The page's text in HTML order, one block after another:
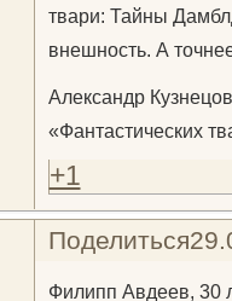
твари: Тайны
внешность. А
Александр
«Фантастических
+1
Поделиться
Филипп Авдеев, 30